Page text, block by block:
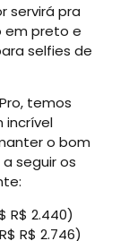
servirá pra
em preto e
selfies de
temos
incrível
o bom
seguir os
R$ 2.440)
R$ 2.746)